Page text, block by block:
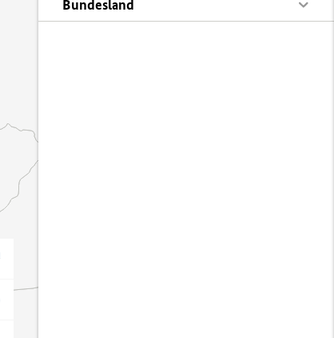
Bundesland